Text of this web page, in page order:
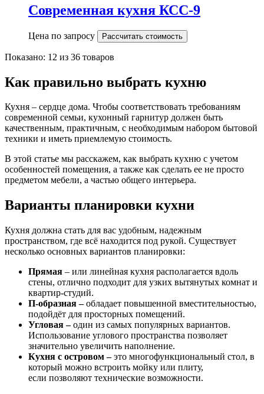
Современная кухня КСС-9
Цена по запросу Рассчитать стоимость
Показано: 12 из 36 товаров
Как правильно выбрать кухню
Кухня – сердце дома. Чтобы соответствовать требованиям
современной семьи, кухонный гарнитур должен быть
качественным, практичным, с необходимым набором бытовой
техники и иметь приемлемую стоимость.
В этой статье мы расскажем, как выбрать кухню с учетом
особенностей помещения, а также как сделать ее не просто
предметом мебели, а частью общего интерьера.
Варианты планировки кухни
Кухня должна стать для вас удобным, надежным
пространством, где всё находится под рукой. Существует
несколько основных вариантов планировки:
Прямая – или линейная кухня располагается вдоль
стены, отлично подходит для узких вытянутых комнат и
квартир-студий.
П-образная –обладает повышенной вместительностью,
подойдёт для просторных помещений.
Угловая –один из самых популярных вариантов.
Использование углового пространства позволяет
значительно увеличить наполнение.
Кухня с островом –это многофункциональный стол, в
который можно встроить мойку или плиту,
если позволяют технические возможности.